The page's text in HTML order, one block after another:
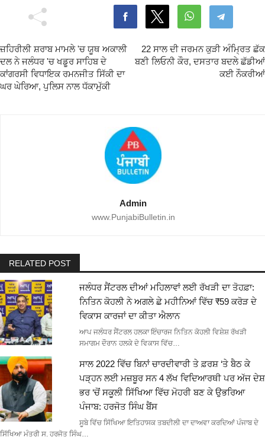
ਜ਼ਹਿਰੀਲੀ ਸ਼ਰਾਬ ਮਾਮਲੇ 'ਚ ਯੂਥ ਅਕਾਲੀ
ਦਲ ਨੇ ਜਲੰਧਰ 'ਚ ਖਡੂਰ ਸਾਹਿਬ ਦੇ
ਕਾਂਗਰਸੀ ਵਿਧਾਇਕ ਰਮਨਜੀਤ ਸਿੱਕੀ ਦਾ
ਘਰ ਘੇਰਿਆ, ਪੁਲਿਸ ਨਾਲ ਧੱਕਾਮੁੱਕੀ
22 ਸਾਲ ਦੀ ਜਰਮਨ ਕੁੜੀ ਅੰਮ੍ਰਿਤ ਛੱਕ
ਬਣੀ ਲਿਓਨੀ ਕੌਰ, ਦਸਤਾਰ ਬਦਲੇ ਛੱਡੀਆਂ
ਕਈ ਨੌਕਰੀਆਂ
Admin
www.PunjabiBulletin.in
RELATED POST
ਜਲੰਧਰ ਸੈਂਟਰਲ ਦੀਆਂ ਮਹਿਲਾਵਾਂ ਲਈ ਰੱਖੜੀ ਦਾ ਤੋਹਫ਼ਾ:
ਨਿਤਿਨ ਕੋਹਲੀ ਨੇ ਅਗਲੇ ਛੇ ਮਹੀਨਿਆਂ ਵਿੱਚ ₹59 ਕਰੋੜ ਦੇ
ਵਿਕਾਸ ਕਾਰਜਾਂ ਦਾ ਕੀਤਾ ਐਲਾਨ
ਆਪ ਜਲੰਧਰ ਸੈਂਟਰਲ ਹਲਕਾ ਇੰਚਾਰਜ ਨਿਤਿਨ ਕੋਹਲੀ ਵਿਸ਼ੇਸ਼ ਰੱਖੜੀ
ਸਮਾਗਮ ਦੌਰਾਨ ਹਲਕੇ ਦੇ ਵਿਕਾਸ ਵਿੱਚ…
ਸਾਲ 2022 ਵਿੱਚ ਬਿਨਾਂ ਚਾਰਦੀਵਾਰੀ ਤੇ ਫ਼ਰਸ਼ ‘ਤੇ ਬੈਠ ਕੇ
ਪੜ੍ਹਨ ਲਈ ਮਜ਼ਬੂਰ ਸਨ 4 ਲੱਖ ਵਿਦਿਆਰਥੀ ਪਰ ਅੱਜ ਦੇਸ਼
ਭਰ ‘ਚੋਂ ਸਕੂਲੀ ਸਿੱਖਿਆ ਵਿੱਚ ਮੋਹਰੀ ਬਣ ਕੇ ਉਭਰਿਆ
ਪੰਜਾਬ: ਹਰਜੋਤ ਸਿੰਘ ਬੈਂਸ
ਸੂਬੇ ਵਿੱਚ ਸਿੱਖਿਆ ਇਤਿਹਾਸਕ ਤਬਦੀਲੀ ਦਾ ਦਾਅਵਾ ਕਰਦਿਆਂ ਪੰਜਾਬ ਦੇ
ਸਿੱਖਿਆ ਮੰਤਰੀ ਸ. ਹਰਜੋਤ ਸਿੰਘ…